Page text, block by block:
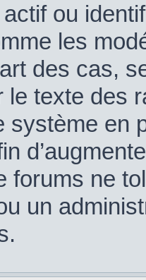
ou
les
des cas,
le texte des
système en
forums ne
un